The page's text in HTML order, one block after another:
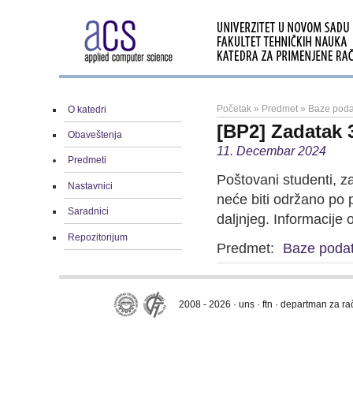
O katedri
Obaveštenja
Predmeti
Nastavnici
Saradnici
Repozitorijum
Početak » Predmet » Baze
[BP2] Zadatak
11. Decembar 2024
Poštovani studenti,
neće biti održano po
daljnjeg. Informacije
Predmet:
Baze
2008 - 2026 · uns · ftn · departman za